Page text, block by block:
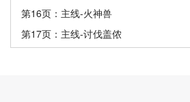
第16页：主线-火神兽
第17页：主线-讨伐盖侬